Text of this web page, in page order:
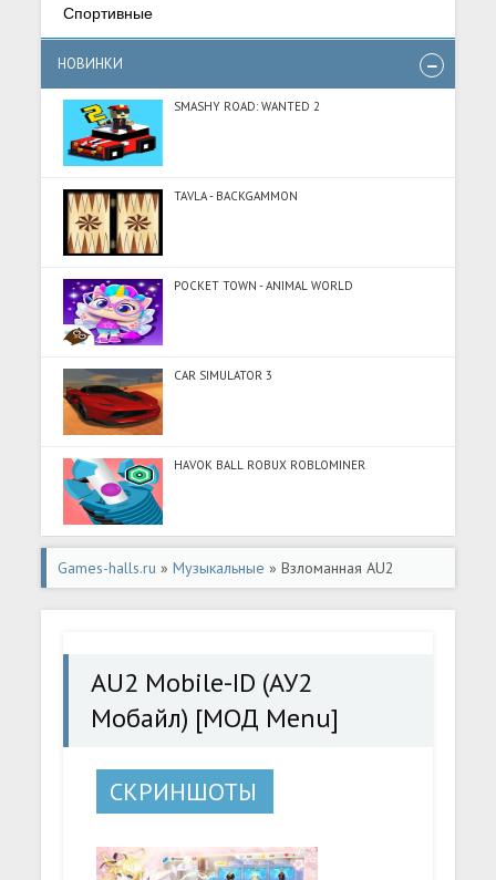
Спортивные
НОВИНКИ
SMASHY ROAD: WANTED 2
TAVLA - BACKGAMMON
POCKET TOWN - ANIMAL WORLD
CAR SIMULATOR 3
HAVOK BALL ROBUX ROBLOMINER
Games-halls.ru »Музыкальные » Взломанная AU2
Mobile-ID (АУ2 Мобайл) [МОД Menu] - стабильная
AU2 Mobile-ID (АУ2
Мобайл) [МОД Menu]
СКРИНШОТЫ